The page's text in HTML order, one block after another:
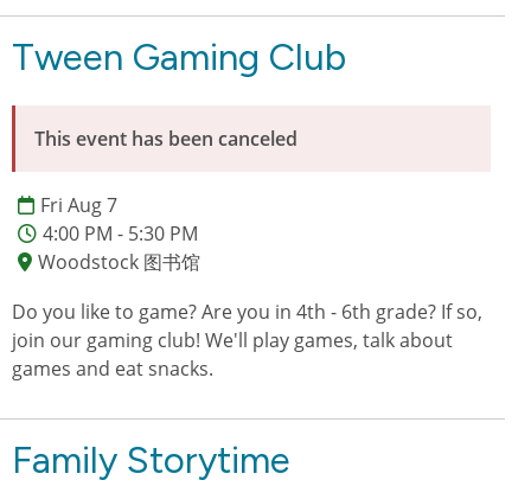
Tween Gaming Club
This event has been canceled
Fri Aug 7
4:00 PM - 5:30 PM
Woodstock 图书馆
Do you like to game? Are you in 4th - 6th grade? If so,
join our gaming club! We'll play games, talk about
games and eat snacks.
Family Storytime